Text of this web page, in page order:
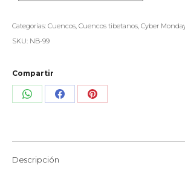
Categorías: Cuencos Cuencos tibetanos Cyber
SKU: NB-99
Compartir
Share Share Share
Descripción